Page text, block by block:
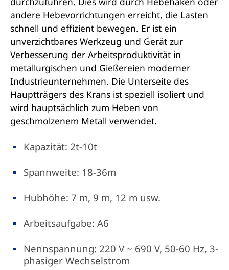
andere Hebevorrichtungen erreicht, die Lasten
schnell und effizient bewegen. Er ist ein
unverzichtbares Werkzeug und Gerät zur
Verbesserung der Arbeitsproduktivität in
metallurgischen und Gießereien moderner
Industrieunternehmen. Die Unterseite des
Hauptträgers des Krans ist speziell isoliert und
wird hauptsächlich zum Heben von
geschmolzenem Metall verwendet.
Kapazität: 2t-10t
Spannweite: 18-36m
Hubhöhe: 7 m, 9 m, 12 m usw.
Arbeitsaufgabe: A6
Nennspannung: 220 V ~ 690 V, 50-60 Hz, 3-
phasiger Wechselstrom